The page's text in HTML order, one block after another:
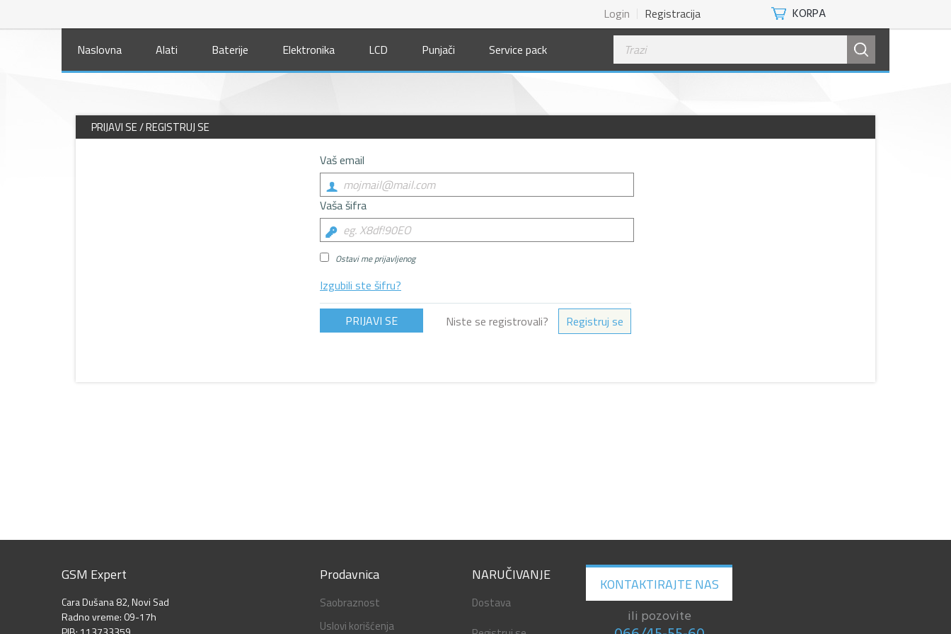
KORPA
Login Registracija
Naslovna Alati Baterije Elektronika LCD Punjači Service pack
PRIJAVI SE / REGISTRUJ SE
Vaš email
Vaša šifra
Ostavi me prijavljenog
Izgubili ste šifru?
Niste se registrovali? Registruj se
GSM Expert
Cara Dušana 82, Novi Sad
Radno vreme: 09-17h
Prodavnica
Saobraznost
Uslovi korišćenja
NARUČIVANJE
Dostava
KONTAKTIRAJTE NAS
ili pozovite